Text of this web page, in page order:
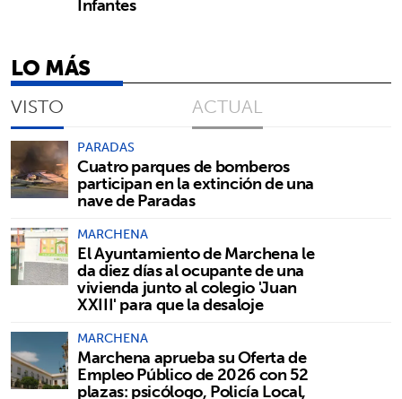
LO MÁS
VISTO ACTUAL
PARADAS
Cuatro parques de bomberos
participan en la extinción de una
nave de Paradas
MARCHENA
El Ayuntamiento de Marchena le
da diez días al ocupante de una
vivienda junto al colegio 'Juan
XXIII' para que la desaloje
MARCHENA
Marchena aprueba su Oferta de
Empleo Público de 2026 con 52
plazas: psicólogo, Policía Local,